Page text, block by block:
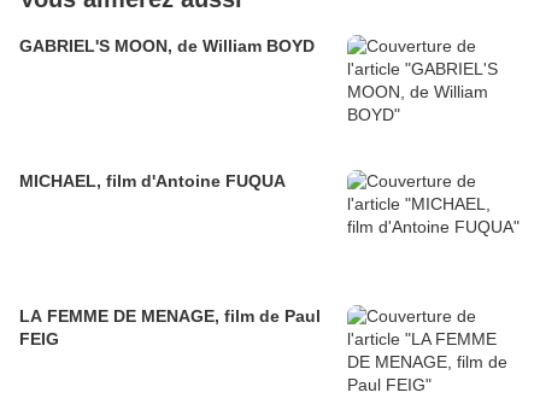
GABRIEL'S MOON, de William BOYD
MICHAEL, film d'Antoine FUQUA
LA FEMME DE MENAGE, film de Paul
FEIG